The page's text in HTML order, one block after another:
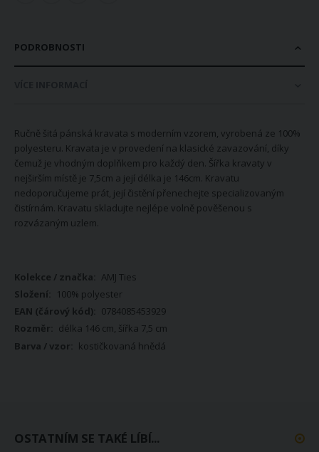
PODROBNOSTI
Ručně šitá pánská kravata s moderním vzorem, vyrobená ze 100%
polyesteru. Kravata je v provedení na klasické zavazování, díky
čemuž je vhodným doplňkem pro každý den. Šířka kravaty v
nejširším místě je 7,5cm a její délka je 146cm. Kravatu
nedoporučujeme prát, její čistění přenechejte specializovaným
čistírnám. Kravatu skladujte nejlépe volně pověšenou s
rozvázaným uzlem.
Více
informací
AMJ Ties
100% polyester
0784085453929
délka 146 cm, šířka 7,5 cm
kostičkovaná hnědá
OSTATNÍM SE TAKÉ LÍBÍ...